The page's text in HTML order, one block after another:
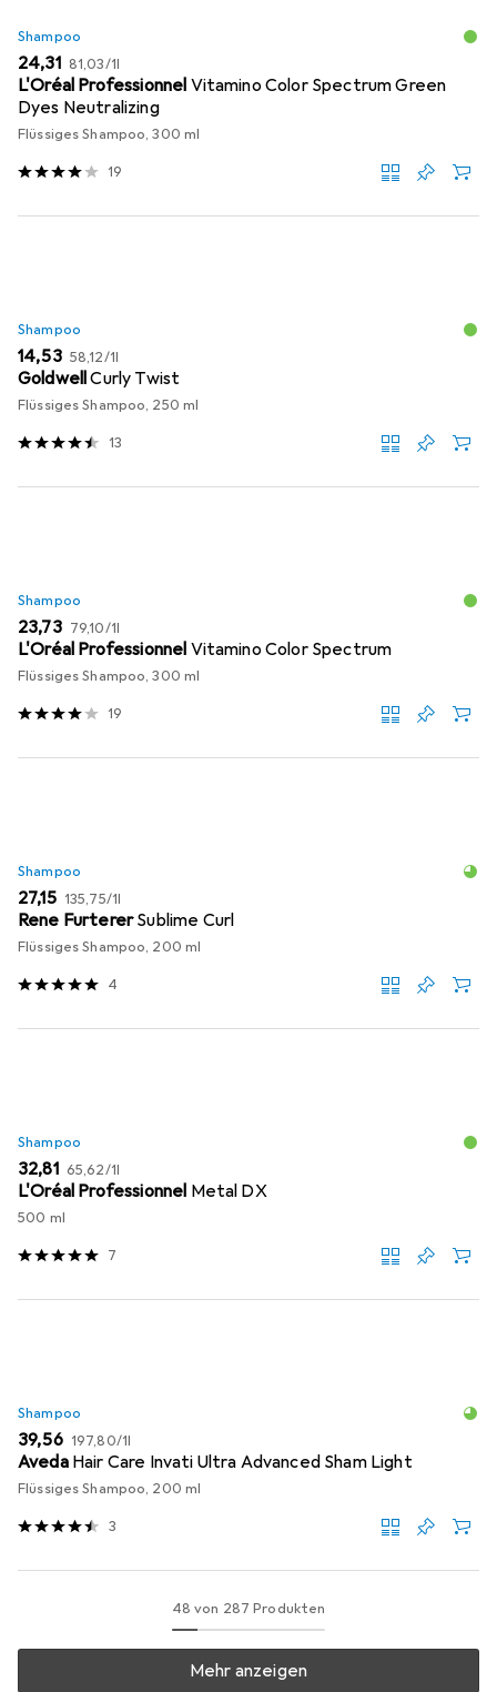
Shampoo
EUR
24,31 EUR
81,03/1l
L'Oréal Professionnel Vitamino Color Spectrum Green
Dyes Neutralizing
Flüssiges Shampoo, 300 ml
19
Shampoo
EUR
14,53 EUR
58,12/1l
GoldwellCurly Twist
Flüssiges Shampoo, 250 ml
13
Shampoo
EUR
23,73 EUR
79,10/1l
L'Oréal Professionnel Vitamino Color Spectrum
Flüssiges Shampoo, 300 ml
19
Shampoo
EUR
27,15 EUR
135,75/1l
Rene FurtererSublime Curl
Flüssiges Shampoo, 200 ml
4
Shampoo
EUR
32,81 EUR
65,62/1l
L'Oréal Professionnel Metal DX
500 ml
7
Shampoo
EUR
39,56 EUR
197,80/1l
Aveda Hair Care Invati Ultra Advanced Sham Light
Flüssiges Shampoo, 200 ml
3
48 von 287 Produkten
Mehr anzeigen